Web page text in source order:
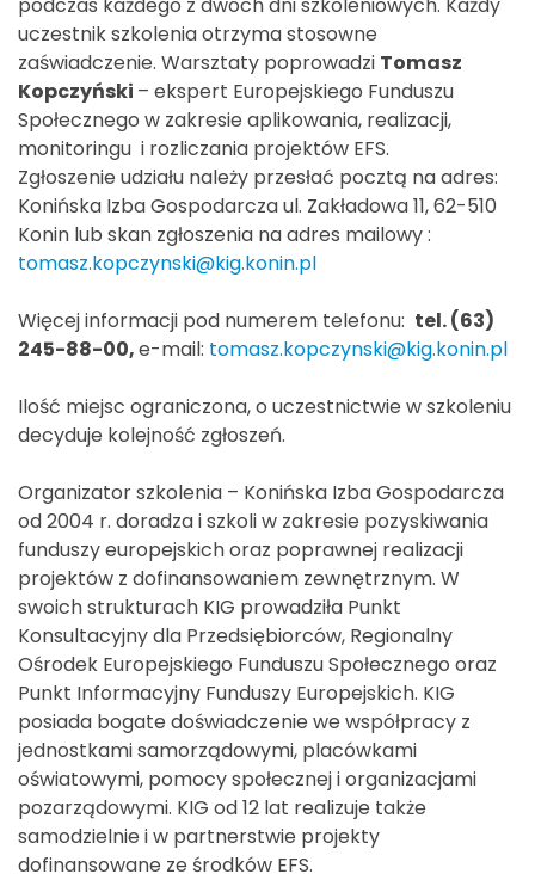
uczestnik szkolenia otrzyma stosowne
zaświadczenie. Warsztaty poprowadzi Tomasz
Kopczyński – ekspert Europejskiego Funduszu
Społecznego w zakresie aplikowania, realizacji,
monitoringu i rozliczania projektów EFS.
Zgłoszenie udziału należy przesłać pocztą na adres:
Konińska Izba Gospodarcza ul. Zakładowa 11, 62-510
Konin lub skan zgłoszenia na adres mailowy :
tomasz.kopczynski@kig.konin.pl
Więcej informacji pod numerem telefonu: tel.(63)
245-88-00,e-mail: tomasz.kopczynski@kig.konin.pl
Ilość miejsc ograniczona, o uczestnictwie w szkoleniu
decyduje kolejność zgłoszeń.
Organizator szkolenia – Konińska Izba Gospodarcza
od 2004 r. doradza i szkoli w zakresie pozyskiwania
funduszy europejskich oraz poprawnej realizacji
projektów z dofinansowaniem zewnętrznym. W
swoich strukturach KIG prowadziła Punkt
Konsultacyjny dla Przedsiębiorców, Regionalny
Ośrodek Europejskiego Funduszu Społecznego oraz
Punkt Informacyjny Funduszy Europejskich. KIG
posiada bogate doświadczenie we współpracy z
jednostkami samorządowymi, placówkami
oświatowymi, pomocy społecznej i organizacjami
pozarządowymi. KIG od 12 lat realizuje także
samodzielnie i w partnerstwie projekty
dofinansowane ze środków EFS.